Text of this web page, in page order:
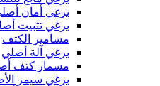
برغي أمان
برغي تثبيت
مسامير الكتف
برغي آلة أصلي
مسمار كتف
برغي سيمز